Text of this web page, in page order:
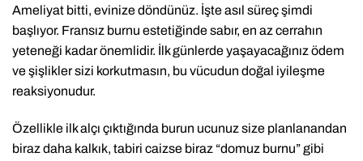
Ameliyat bitti, evinize döndünüz. İşte asıl süreç şimdi
başlıyor. Fransız burnu estetiğinde sabır, en az cerrahın
yeteneği kadar önemlidir. İlk günlerde yaşayacağınız ödem
ve şişlikler sizi korkutmasın, bu vücudun doğal iyileşme
reaksiyonudur.
Özellikle ilk alçı çıktığında burun ucunuz size planlanandan
biraz daha kalkık, tabiri caizse biraz “domuz burnu” gibi